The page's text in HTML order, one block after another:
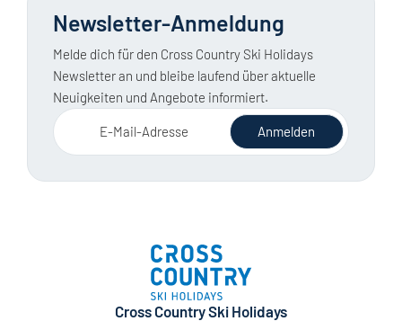
Newsletter-Anmeldung
Melde dich für den Cross Country Ski Holidays
Newsletter an und bleibe laufend über aktuelle
Neuigkeiten und Angebote informiert.
E-Mail-Adresse Anmelden
Cross Country Ski Holidays